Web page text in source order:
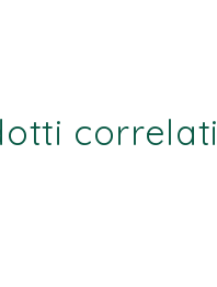
correlati